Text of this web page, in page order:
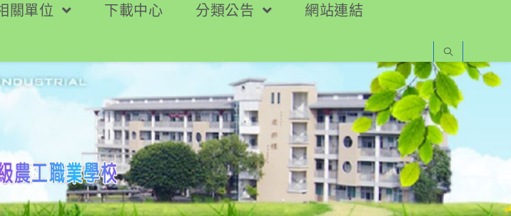
關單位 下載中心 分類公告
網站連結